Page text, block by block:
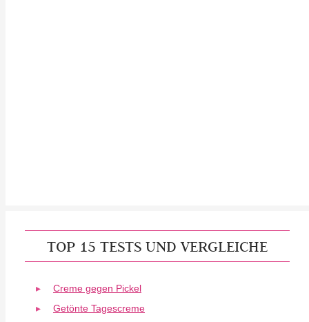
TOP 15 TESTS UND VERGLEICHE
Creme gegen Pickel
Getönte Tagescreme